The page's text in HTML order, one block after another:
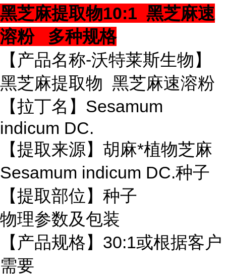
黑芝麻提取物10:1 黑芝麻速
溶粉 多种规格
【产品名称-沃特莱斯生物】
黑芝麻提取物 黑芝麻速溶粉
【拉丁名】Sesamum
indicum DC.
【提取来源】胡麻*植物芝麻
Sesamum indicum DC.种子
【提取部位】种子
物理参数及包装
【产品规格】30:1或根据客户
需要